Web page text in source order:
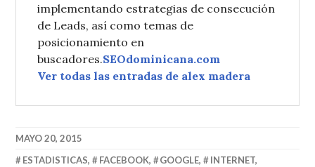
implementando estrategias de consecución
de Leads, así como temas de
posicionamiento en
buscadores.SEOdominicana.com
Ver todas las entradas de alex madera
MAYO 20, 2015
ESTADISTICAS, FACEBOOK, GOOGLE, INTERNET,